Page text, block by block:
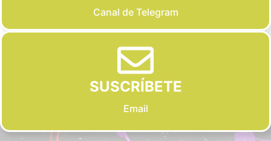
Canal de Telegram
SUSCRÍBETE
Email